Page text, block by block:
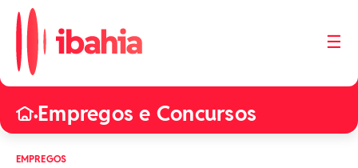
☰
•Empregos e Concursos
EMPREGOS